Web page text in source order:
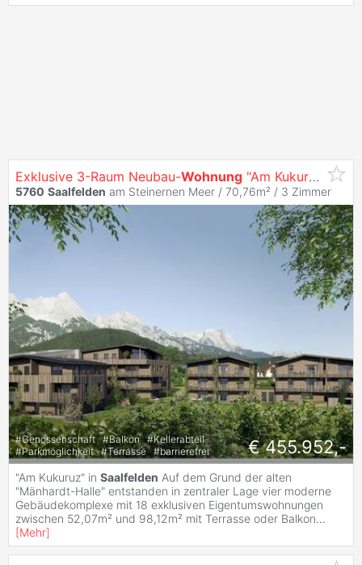
Exklusive 3-Raum Neubau-Wohnung "Am Kukuruz" in
5760 Saalfelden am Steinernen Meer / 70,76m² / 3 Zimmer
#Genossenschaft #Balkon #Kellerabteil
#Parkmöglichkeit #Terrasse #barrierefrei € 455.952,-
"Am Kukuruz" in Saalfelden Auf dem Grund der alten
"Mänhardt-Halle" entstanden in zentraler Lage vier moderne
Gebäudekomplexe mit 18 exklusiven Eigentumswohnungen
zwischen 52,07m² und 98,12m² mit Terrasse oder Balkon...
[Mehr]